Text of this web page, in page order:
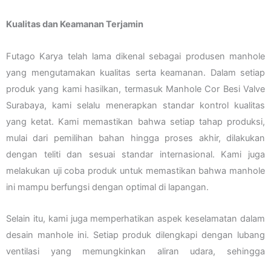
Kualitas dan Keamanan Terjamin
Futago Karya telah lama dikenal sebagai produsen manhole
yang mengutamakan kualitas serta keamanan. Dalam setiap
produk yang kami hasilkan, termasuk Manhole Cor Besi Valve
Surabaya, kami selalu menerapkan standar kontrol kualitas
yang ketat. Kami memastikan bahwa setiap tahap produksi,
mulai dari pemilihan bahan hingga proses akhir, dilakukan
dengan teliti dan sesuai standar internasional. Kami juga
melakukan uji coba produk untuk memastikan bahwa manhole
ini mampu berfungsi dengan optimal di lapangan.
Selain itu, kami juga memperhatikan aspek keselamatan dalam
desain manhole ini. Setiap produk dilengkapi dengan lubang
ventilasi yang memungkinkan aliran udara, sehingga